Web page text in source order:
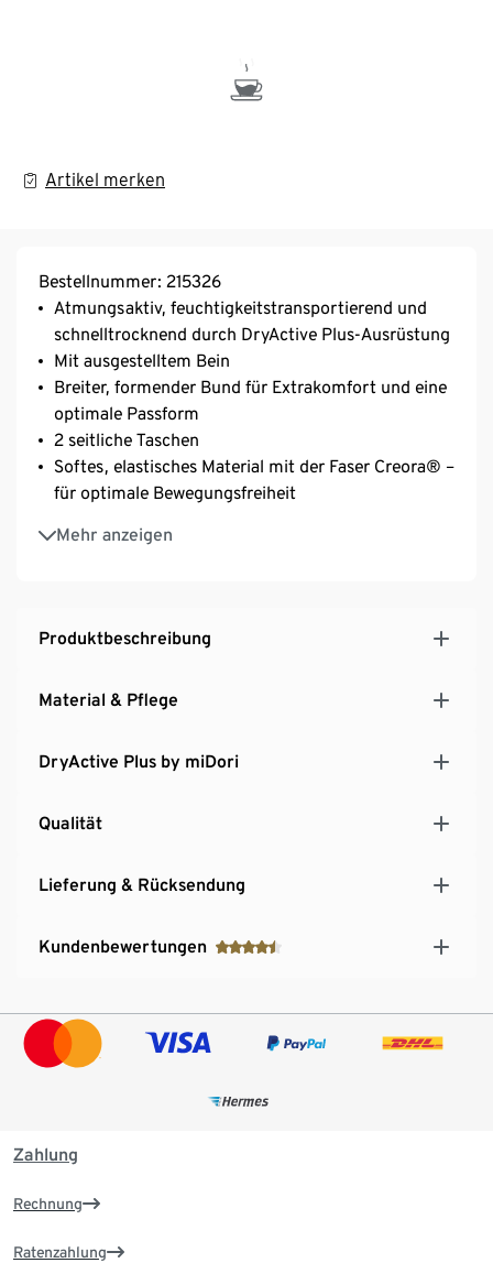
Artikel merken
Bestellnummer: 215326
Atmungsaktiv, feuchtigkeitstransportierend und
schnelltrocknend durch DryActive Plus-Ausrüstung
Mit ausgestelltem Bein
Breiter, formender Bund für Extrakomfort und eine
optimale Passform
2 seitliche Taschen
Softes, elastisches Material mit der Faser Creora® –
für optimale Bewegungsfreiheit
Mehr anzeigen
Mit recyceltem Material
Diese Sporthose schont Ressourcen.
Produktbeschreibung
Material & Pflege
DryActive Plus by miDori
Qualität
Lieferung & Rücksendung
Kundenbewertungen
Zahlung
Rechnung
Ratenzahlung